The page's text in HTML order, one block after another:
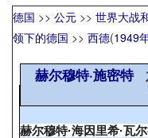
德国 >> 公元 >> 世界大战
领下的德国 >> 西德(1949
赫尔穆特·施密特
赫尔穆特·海因里希·瓦